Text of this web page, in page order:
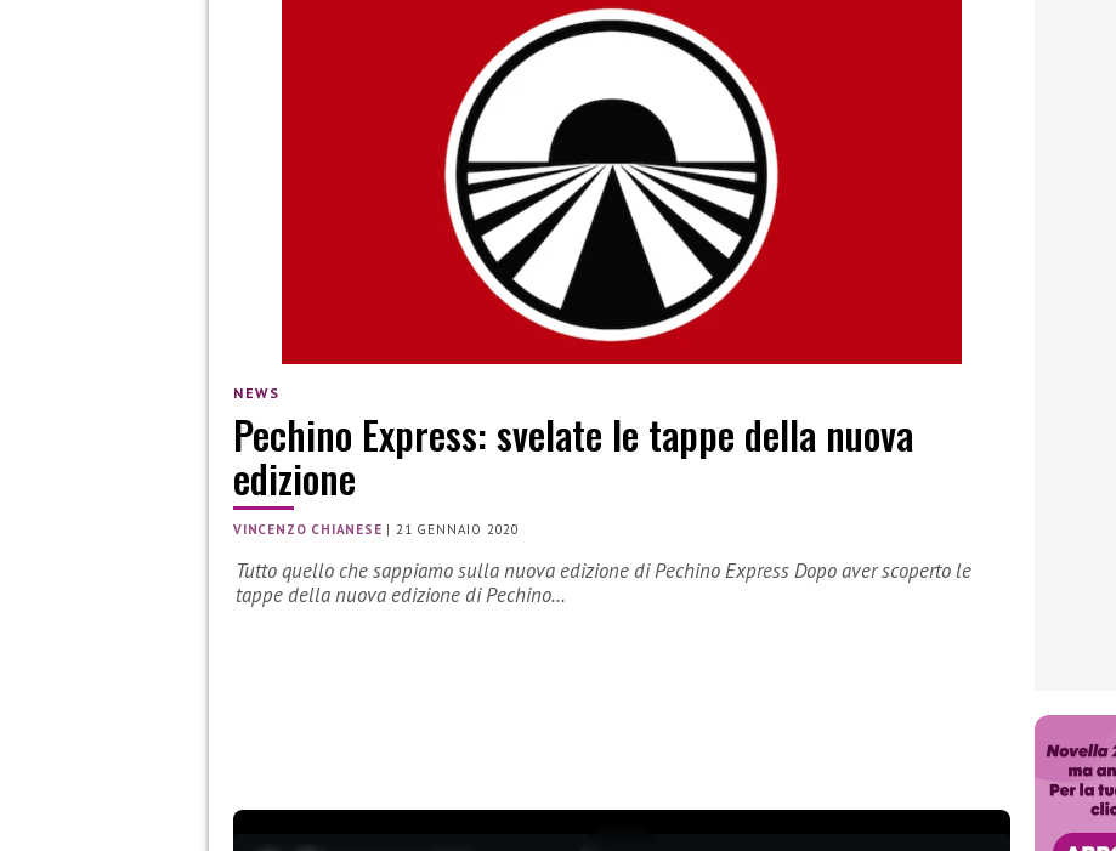
NEWS
Pechino Express: svelate le tappe della nuova
edizione
VINCENZO CHIANESE |21 GENNAIO 2020
Tutto quello che sappiamo sulla nuova edizione di Pechino Express Dopo aver scoperto le
tappe della nuova edizione di Pechino…